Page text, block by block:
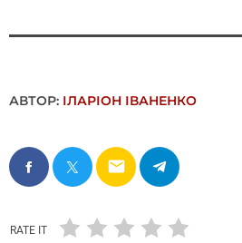
АВТОР: ІЛАРІОН ІВАНЕНКО
email
RATE IT